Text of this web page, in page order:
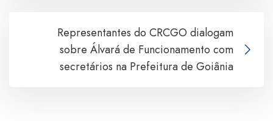
Representantes do CRCGO dialogam
sobre Álvará de Funcionamento com
secretários na Prefeitura de Goiânia